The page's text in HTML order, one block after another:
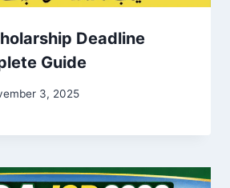
Deadline
Guide
3, 2025